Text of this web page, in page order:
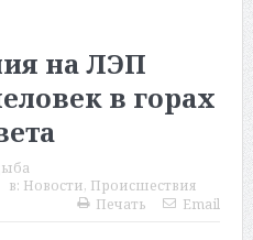
на ЛЭП
в горах
в: Новости, Происшествия
Печать
Email